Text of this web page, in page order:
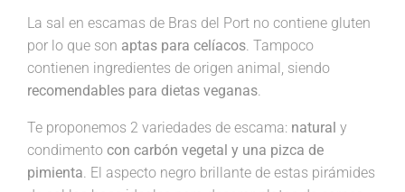
La sal en escamas de Bras del Port no contiene gluten
por lo que son aptas para celíacos. Tampoco
contienen ingredientes de origen animal, siendo
recomendables para dietas veganas.
Te proponemos 2 variedades de escama: natural y
condimento con carbón vegetal y una pizca de
pimienta. El aspecto negro brillante de estas pirámides